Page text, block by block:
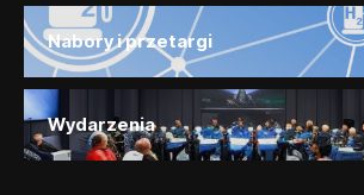
Nabory i przetargi
Wydarzenia